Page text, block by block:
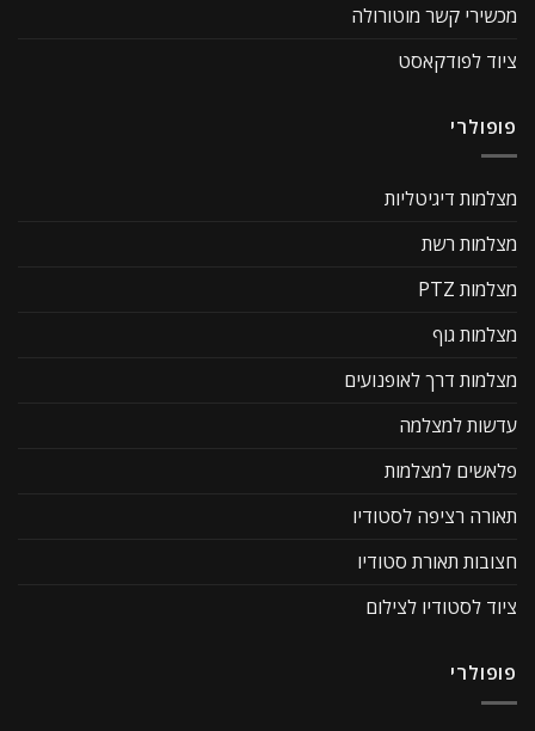
מכשירי קשר מוטורולה
ציוד לפודקאסט
פופולרי
מצלמות דיגיטליות
מצלמות רשת
מצלמות PTZ
מצלמות גוף
מצלמות דרך לאופנועים
עדשות למצלמה
פלאשים למצלמות
תאורה רציפה לסטודיו
חצובות תאורת סטודיו
ציוד לסטודיו לצילום
פופולרי